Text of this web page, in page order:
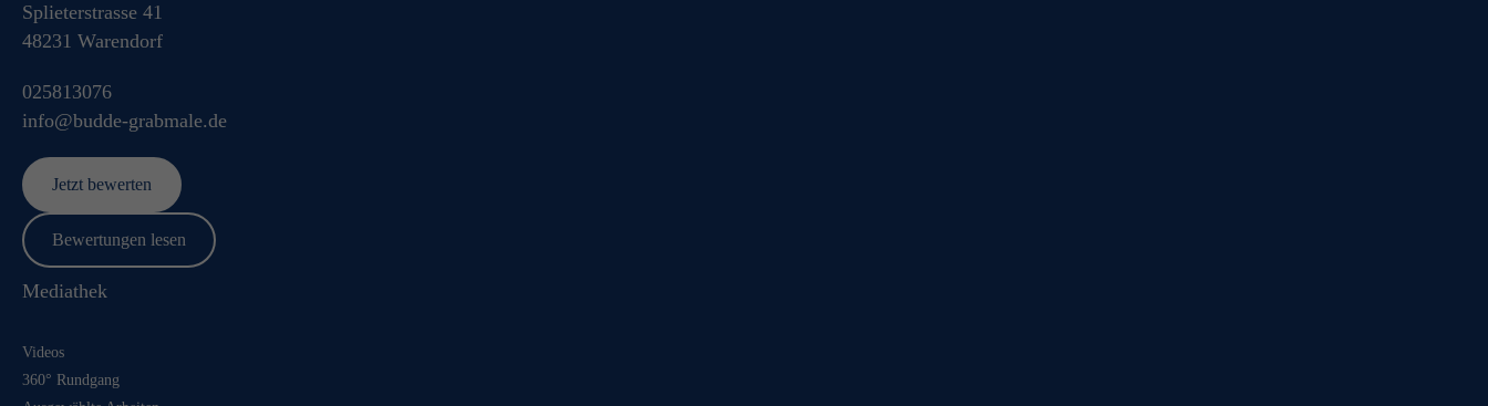
info@budde-grabmale.de
025813076
Splieterstrasse 41
48231 Warendorf
Jetzt bewerten
Bewertungen lesen
Mediathek
Videos
360° Rundgang